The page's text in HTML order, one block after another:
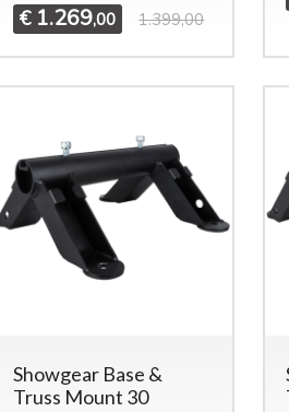
€ 1.269,00 1.399,00
Showgear Base &
Truss Mount 30